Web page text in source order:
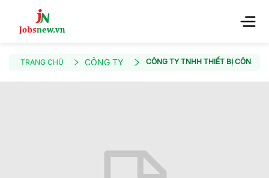
TRANG CHỦ CÔNG TY CÔNG TY TNHH THIẾT BỊ CÔNG